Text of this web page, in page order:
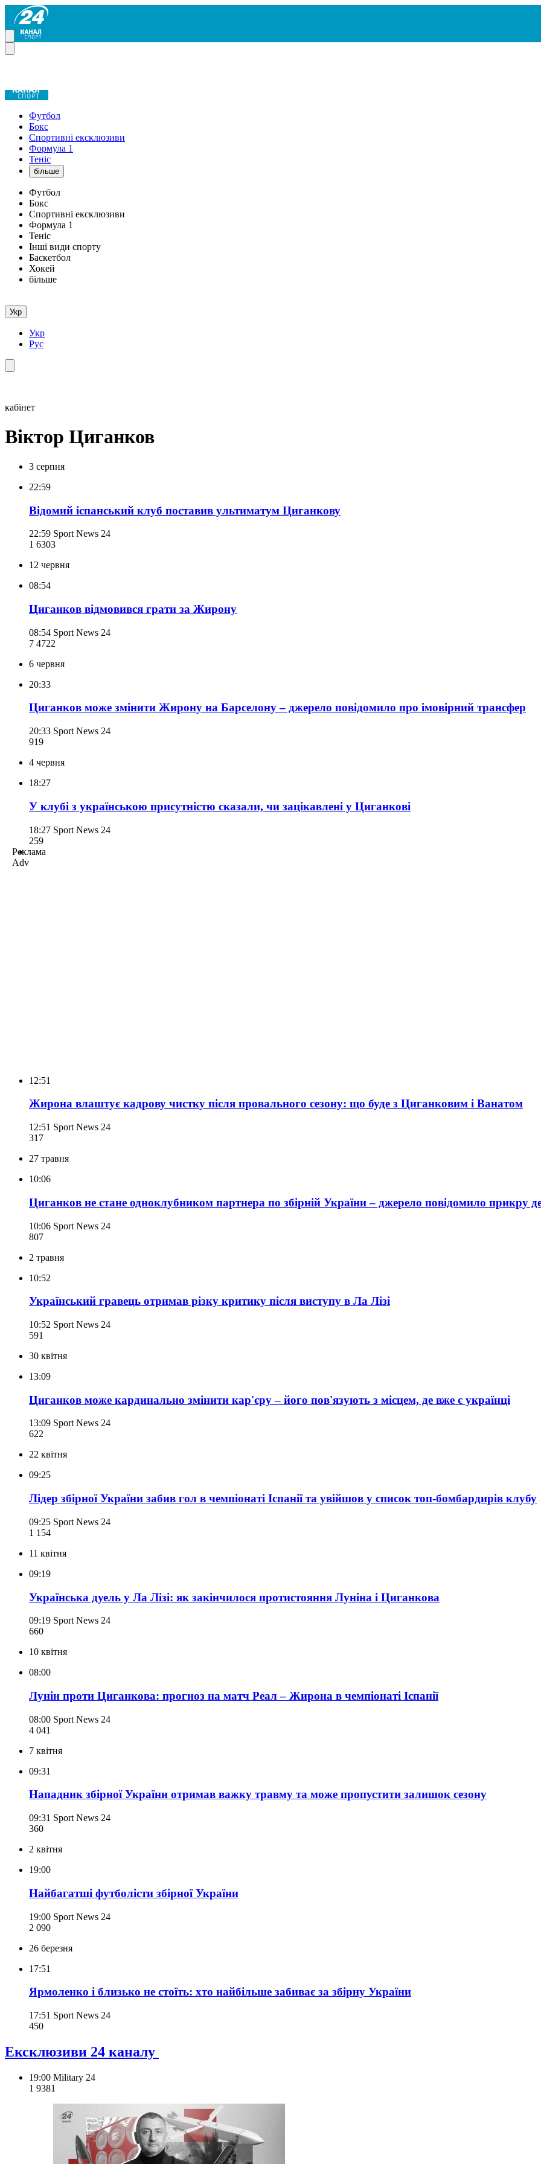
Футбол
Бокс
Спортивні ексклюзиви
Формула 1
Теніс
більше
Футбол
Бокс
Спортивні ексклюзиви
Формула 1
Теніс
Інші види спорту
Баскетбол
Хокей
більше
Укр
Укр
Рус
кабінет
Віктор Циганков
3 серпня
22:59
Відомий іспанський клуб поставив ультиматум Циганкову
22:59 Sport News 24
1 6303
12 червня
08:54
Циганков відмовився грати за Жирону
08:54 Sport News 24
7 4722
6 червня
20:33
Циганков може змінити Жирону на Барселону – джерело повідомило про імовірний трансфер
20:33 Sport News 24
919
4 червня
18:27
У клубі з українською присутністю сказали, чи зацікавлені у Циганкові
18:27 Sport News 24
259
Реклама
Adv
12:51
Жирона влаштує кадрову чистку після провального сезону: що буде з Циганковим і Ванатом
12:51 Sport News 24
317
27 травня
10:06
Циганков не стане одноклубником партнера по збірній України – джерело повідомило прикру
10:06 Sport News 24
807
2 травня
10:52
Український гравець отримав різку критику після виступу в Ла Лізі
10:52 Sport News 24
591
30 квітня
13:09
Циганков може кардинально змінити кар'єру – його пов'язують з місцем, де вже є українці
13:09 Sport News 24
622
22 квітня
09:25
Лідер збірної України забив гол в чемпіонаті Іспанії та увійшов у список топ-бомбардирів клубу
09:25 Sport News 24
1 154
11 квітня
09:19
Українська дуель у Ла Лізі: як закінчилося протистояння Луніна і Циганкова
09:19 Sport News 24
660
10 квітня
08:00
Лунін проти Циганкова: прогноз на матч Реал – Жирона в чемпіонаті Іспанії
08:00 Sport News 24
4 041
7 квітня
09:31
Нападник збірної України отримав важку травму та може пропустити залишок сезону
09:31 Sport News 24
360
2 квітня
19:00
Найбагатші футболісти збірної України
19:00 Sport News 24
2 090
26 березня
17:51
Ярмоленко і близько не стоїть: хто найбільше забиває за збірну України
17:51 Sport News 24
450
Ексклюзиви 24 каналу
19:00 Military 24
1 9381